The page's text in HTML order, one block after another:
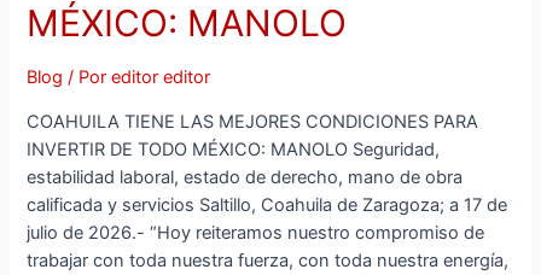
MÉXICO: MANOLO
Blog / Poreditor editor
COAHUILA TIENE LAS MEJORES CONDICIONES PARA
INVERTIR DE TODO MÉXICO: MANOLO Seguridad,
estabilidad laboral, estado de derecho, mano de obra
calificada y servicios Saltillo, Coahuila de Zaragoza; a 17 de
julio de 2026.- “Hoy reiteramos nuestro compromiso de
trabajar con toda nuestra fuerza, con toda nuestra energía,